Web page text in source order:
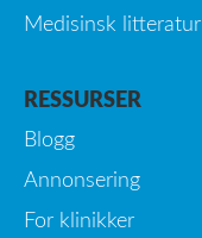
Medisinsk litteratur
RESSURSER
Blogg
Annonsering
For klinikker